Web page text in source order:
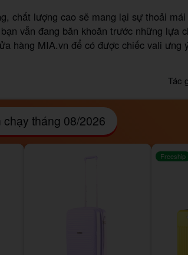
chất lượng cao sẽ mang lại sự thoải
vẫn đang băn khoăn trước những lựa
hàng MIA.vn để có được chiếc vali ưng
Tác
tháng 08/2026
Freeship